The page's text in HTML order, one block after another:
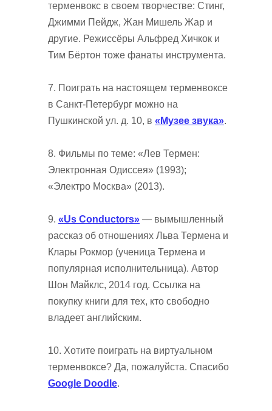
терменвокс в своем творчестве: Стинг,
Джимми Пейдж, Жан Мишель Жар и
другие. Режиссёры Альфред Хичкок и
Тим Бёртон тоже фанаты инструмента.
7. Поиграть на настоящем терменвоксе
в Санкт-Петербург можно на
Пушкинской ул. д. 10, в «Музее звука».
8. Фильмы по теме: «Лев Термен:
Электронная Одиссея» (1993);
«Электро Москва» (2013).
9. «Us Conductors» — вымышленный
рассказ об отношениях Льва Термена и
Клары Рокмор (ученица Термена и
популярная исполнительница). Автор
Шон Майклс, 2014 год. Ссылка на
покупку книги для тех, кто свободно
владеет английским.
10. Хотите поиграть на виртуальном
терменвоксе? Да, пожалуйста. Спасибо
Google Doodle.